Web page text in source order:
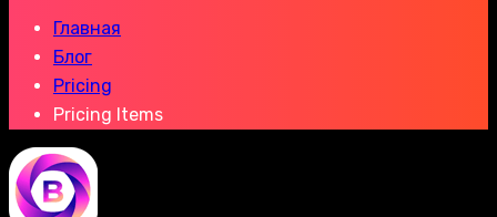
Главная
Блог
Pricing
Pricing Items